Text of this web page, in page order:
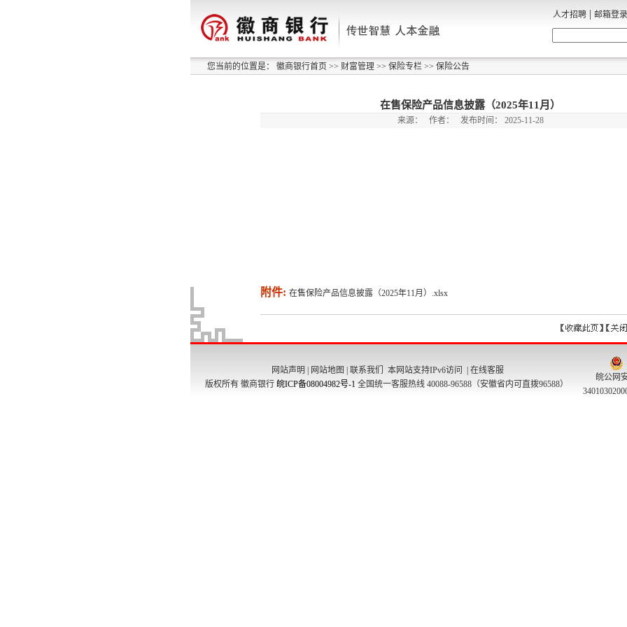
人才招聘 | 邮箱登录
您当前的位置是： 徽商银行首页 >> 财富管理 >> 保险专栏 >> 保险公告
在售保险产品信息披露（2025年11月）
来源： 作者： 发布时间： 2025-11-28
附件: 在售保险产品信息披露（2025年11月）.xlsx
网站声明 网站地图 联系我们 本网站支持IPv6访问 | 在线客服
版权所有 徽商银行 皖ICP备08004982号-1 全国统一客服热线 40088-96588（安徽省内可直拨96588）
皖公网